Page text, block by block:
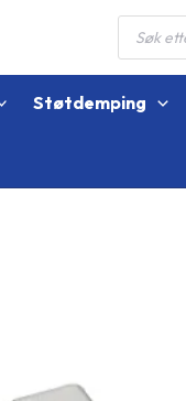
Products
search
Støtdemping